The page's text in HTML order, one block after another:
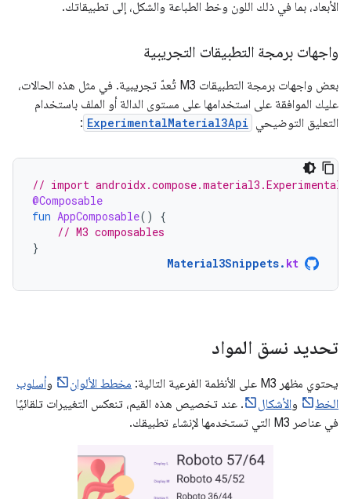
الأبعاد، بما في ذلك اللون وخط الطباعة والشكل، إلى تطبيقاتك.
واجهات برمجة التطبيقات التجريبية
بعض واجهات برمجة التطبيقات M3 تُعدّ تجريبية. في مثل هذه الحالات،
عليك الموافقة على استخدامها على مستوى الدالة أو الملف باستخدام
التعليق التوضيحي ExperimentalMaterial3Api
:
// import
@Composable
fun AppComposable()
{
// M3 composables
}
Material3Snippets. kt
تحديد نسق المواد
يحتوي مظهر M3 على الأنظمة الفرعية التالية: مخطط الألوان وأسلوب
الخط
والأشكال
. عند تخصيص هذه القيم، تنعكس التغييرات تلقائيًا
في عناصر M3 التي تستخدمها لإنشاء تطبيقك.